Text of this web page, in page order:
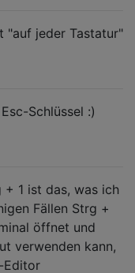
"auf jeder Tastatur"
Schlüssel :)
+ 1 ist das, was ich
Fällen Strg +
öffnet und
verwenden kann,
Editor